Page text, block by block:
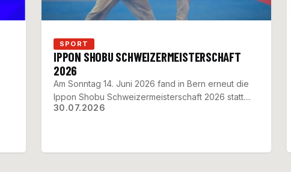
SPORT
30.07.2026
IPPON SHOBU SCHWEIZERMEISTERSCHAFT
2026
Am Sonntag 14. Juni 2026 fand in Bern erneut die
Ippon Shobu Schweizermeisterschaft 2026 statt....